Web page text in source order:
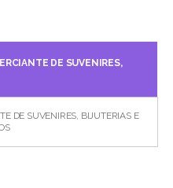
DE SUVENIRES,
DE SUVENIRES, BIJUTERIAS E